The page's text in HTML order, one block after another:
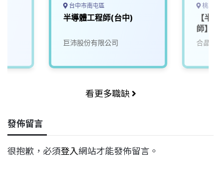
台中市南屯區
半導體工程師(台中)
巨沛股份有限公司
桃園
【半
師】
合晶科
看更多職缺
發佈留言
很抱歉，必須登入網站才能發佈留言。